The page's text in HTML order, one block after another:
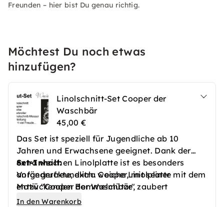
Freunden – hier bist Du genau richtig.
Möchtest Du noch etwas
hinzufügen?
Linolschnitt-Set Cooper der
Waschbär
45,00 €
Das Set ist speziell für Jugendliche ab 10
Jahren und Erwachsene geeignet. Dank der
extra weichen Linolplatte ist es besonders
anfängerfreundlich. Cooper, mit seiner
entzückenden Bommelmütze, zaubert
winterlichen Charme in jede kreative Arbeit und
Set-Inhalt:
Vorgedruckte, extra weiche Linolplatte mit dem
Motiv "Cooper der Waschbär"
Linolschnittmesser für präzises und müheloses
In den Warenkorb